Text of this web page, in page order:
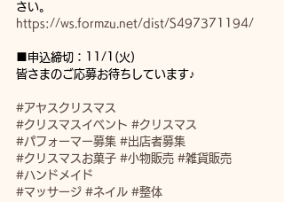
さい。
https://ws.formzu.net/dist/S497371194/
■申込締切：11/1(火)
皆さまのご応募お待ちしています♪
#アヤスクリスマス
#クリスマスイベント #クリスマス
#パフォーマー募集 #出店者募集
#クリスマスお菓子 #小物販売 #雑貨販売
#ハンドメイド
#マッサージ #ネイル #整体